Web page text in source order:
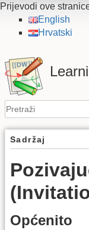
Prijevodi ove
English
Hrvatski
Sadržaj
Općenito